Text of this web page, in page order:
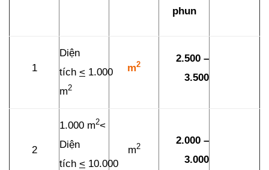
phun
1
Diện
tích < 1.000
m2
m2
2.500 –
3.500
2
1.000 m2<
Diện
tích < 10.000
m2
2.000 –
3.000